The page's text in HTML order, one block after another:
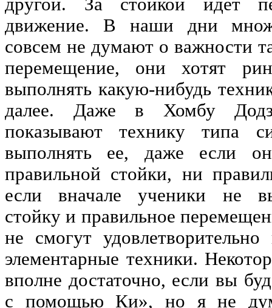
движение. В наши дни
совсем не думают о важности
перемещение, они хотят
выполнять какую-нибудь
далее. Даже в Хомбу
показывают технику типа
выполнять ее, даже если
правильной стойки, ни
если вначале ученики не
стойку и правильное
не смогут
элементарные техники.
вполне достаточно, если вы
с помощью Ки», но я не